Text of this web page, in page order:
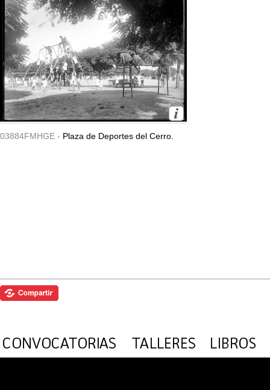
03884FMHGE - Plaza de Deportes del Cerro.